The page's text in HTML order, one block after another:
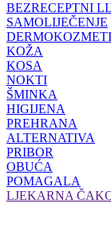
BEZRECEPTNI
SAMOLIJEČENJE
KOŽA
KOSA
NOKTI
ŠMINKA
HIGIJENA
PREHRANA
ALTERNATIVA
PRIBOR
OBUĆA
POMAGALA
LJEKARNA